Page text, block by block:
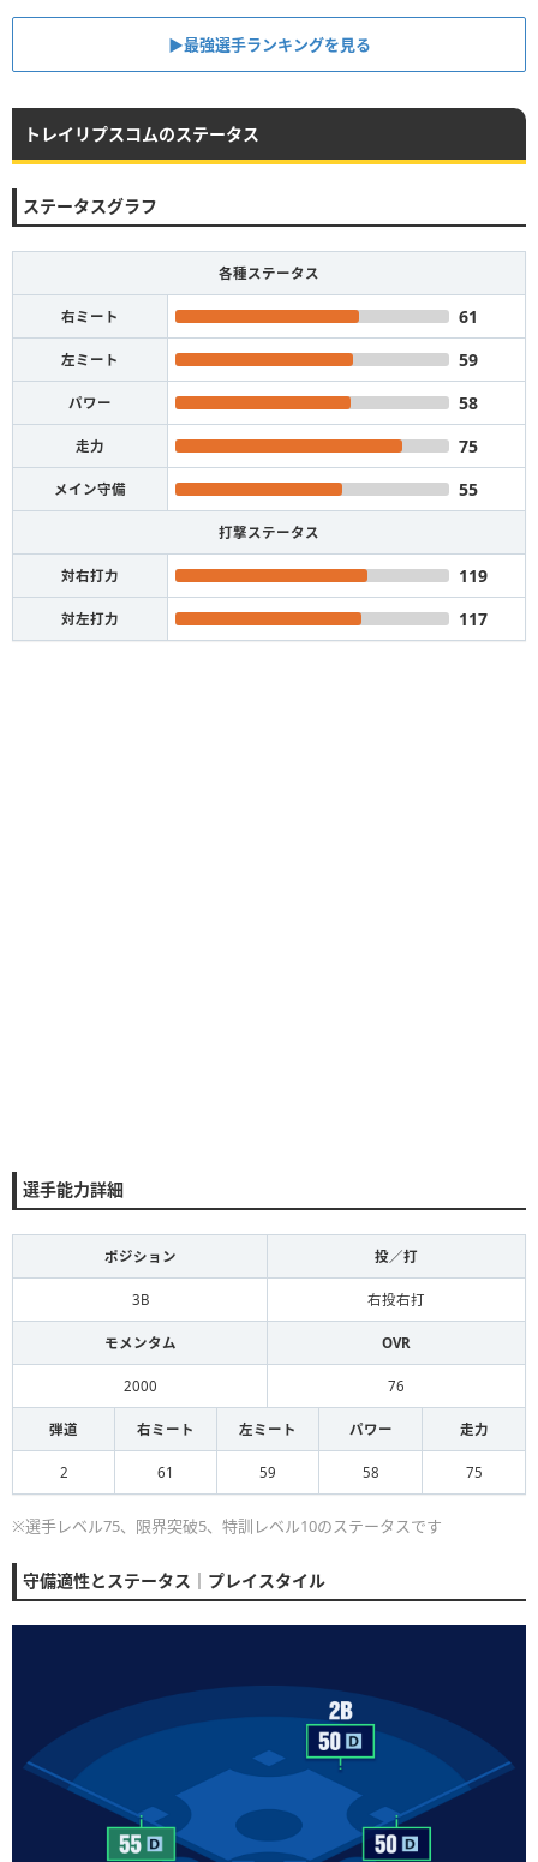
▶︎最強選手ランキングを見る
トレイリプスコムのステータス
ステータスグラフ
各種ステータス
右ミート 61
左ミート 59
パワー 58
走力 75
メイン守備 55
打撃ステータス
対右打力 119
対左打力 117
選手能力詳細
ポジション 投／打
3B 右投右打
モメンタム OVR
2000 76
弾道 右ミート 左ミート パワー 走力
2 61 59 58 75
※選手レベル75、限界突破5、特訓レベル10のステータスです
守備適性とステータス｜プレイスタイル